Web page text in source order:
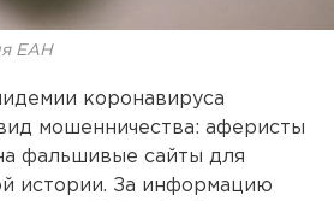
ЕАН
коронавируса
мошенничества: аферисты
фальшивые сайты для
истории. За информацию